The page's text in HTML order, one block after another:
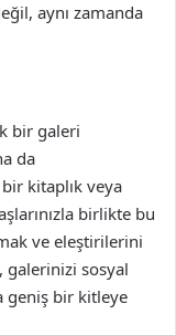
aynı zamanda
bir galeri
da
kitaplık veya
birlikte bu
ve eleştirilerini
galerinizi sosyal
geniş bir kitleye